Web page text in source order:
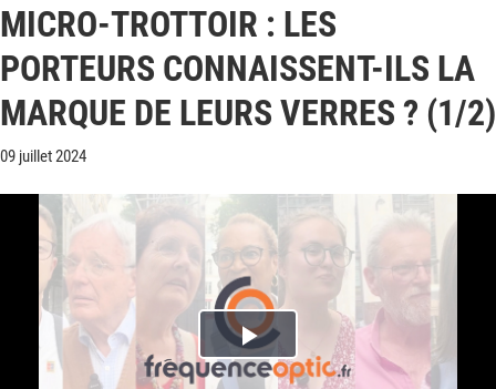
MICRO-TROTTOIR : LES
PORTEURS CONNAISSENT-ILS LA
MARQUE DE LEURS VERRES ? (1/2)
09 juillet 2024
Play